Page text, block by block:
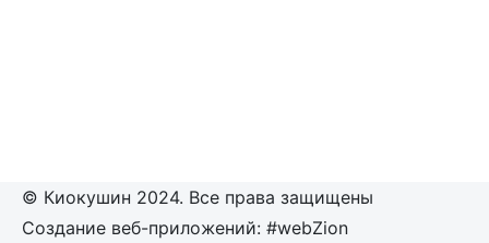
© Киокушин 2024. Все права защищены
Создание веб-приложений: #webZion